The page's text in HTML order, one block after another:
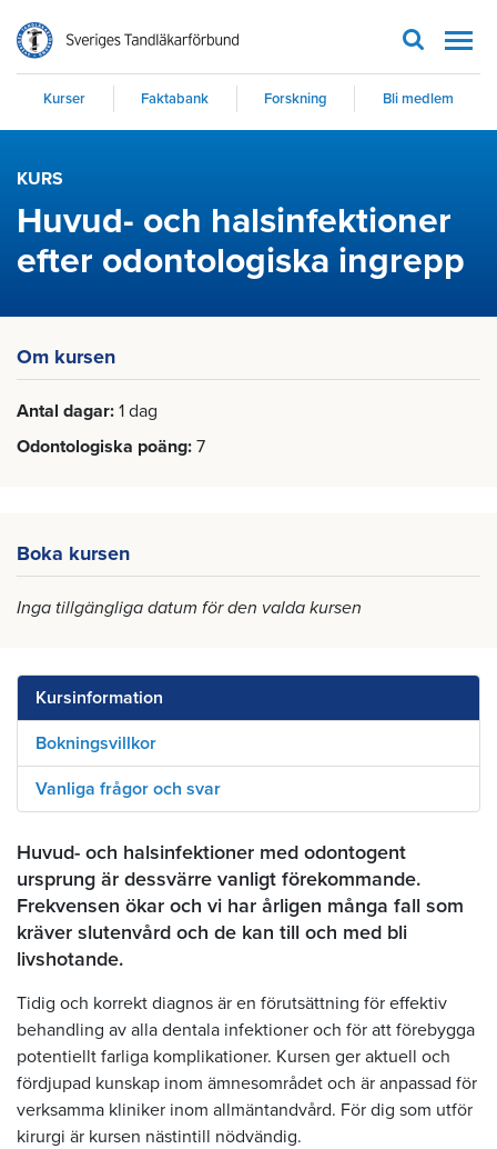
Kurser Faktabank Forskning Bli medlem
KURS
Huvud- och halsinfektioner
efter odontologiska ingrepp
Om kursen
Antal dagar 1 dag
Odontologiska poäng 7
Boka kursen
Inga tillgängliga datum för den valda kursen
Kursinformation
Bokningsvillkor
Vanliga frågor och svar
Huvud- och halsinfektioner med odontogent
ursprung är dessvärre vanligt förekommande.
Frekvensen ökar och vi har årligen många fall som
kräver slutenvård och de kan till och med bli
livshotande.
Tidig och korrekt diagnos är en förutsättning för effektiv
behandling av alla dentala infektioner och för att förebygga
potentiellt farliga komplikationer. Kursen ger aktuell och
fördjupad kunskap inom ämnesområdet och är anpassad för
verksamma kliniker inom allmäntandvård. För dig som utför
kirurgi är kursen nästintill nödvändig.